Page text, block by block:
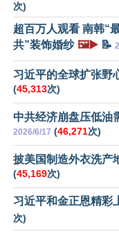
次)
超百万人观看 南韩“
共”装饰婚纱 🖼️▶️ 📝
习近平的全球扩张野
(45,313次)
中共经济崩盘压低油
2026/6/17 (46,271次)
披美国制造外衣洗产
(45,169次)
习近平和金正恩精彩
次)